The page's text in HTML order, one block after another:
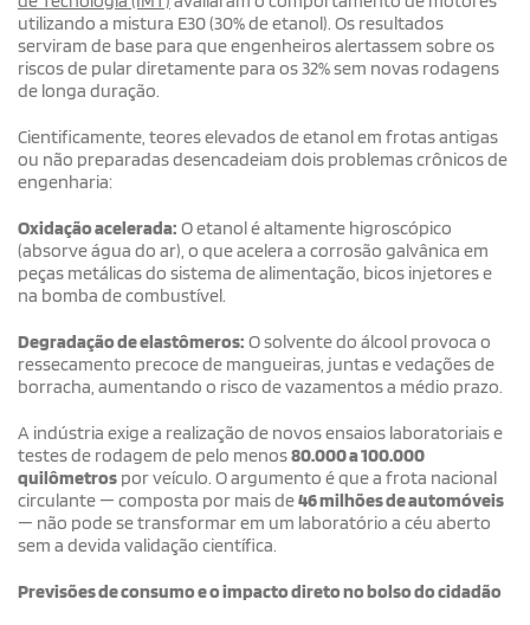
utilizando a mistura E30 (30% de etanol). Os resultados
serviram de base para que engenheiros alertassem sobre os
riscos de pular diretamente para os 32% sem novas rodagens
de longa duração.
Cientificamente, teores elevados de etanol em frotas antigas
ou não preparadas desencadeiam dois problemas crônicos de
engenharia:
Oxidação acelerada: O etanol é altamente higroscópico
(absorve água do ar), o que acelera a corrosão galvânica em
peças metálicas do sistema de alimentação, bicos injetores e
na bomba de combustível.
Degradação de elastômeros: O solvente do álcool provoca o
ressecamento precoce de mangueiras, juntas e vedações de
borracha, aumentando o risco de vazamentos a médio prazo.
A indústria exige a realização de novos ensaios laboratoriais e
testes de rodagem de pelo menos80.000 a 100.000
quilômetros por veículo. O argumento é que a frota nacional
circulante — composta por mais de46 milhões de automóveis
— não pode se transformar em um laboratório a céu aberto
sem a devida validação científica.
Previsões de consumo e o impacto direto no bolso do cidadão